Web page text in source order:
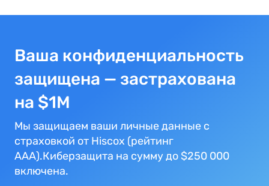
Ваша конфиденциальность
защищена — застрахована
на $1M
Мы защищаем ваши личные данные с
страховкой от Hiscox (рейтинг
AAA).Киберзащита на сумму до $250 000
включена.